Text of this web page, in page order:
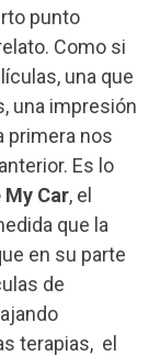
punto
Como si
una que
una impresión
primera nos
Es lo
My Car, el
que la
en su parte
de
terapias, el